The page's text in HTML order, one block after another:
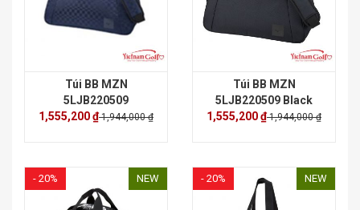
Túi BB MZN
5LJB220509
1,555,200 ₫1,944,000 ₫
Túi BB MZN
5LJB220509 Black
1,555,200 ₫1,944,000 ₫
- 20% NEW - 20% NEW